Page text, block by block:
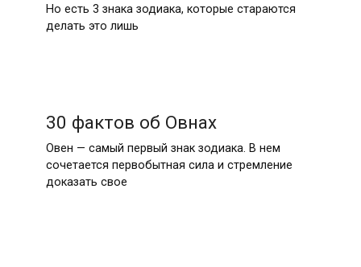
Но есть 3 знака зодиака, которые стараются
делать это лишь
30 фактов об Овнах
Овен — самый первый знак зодиака. В нем
сочетается первобытная сила и стремление
доказать свое